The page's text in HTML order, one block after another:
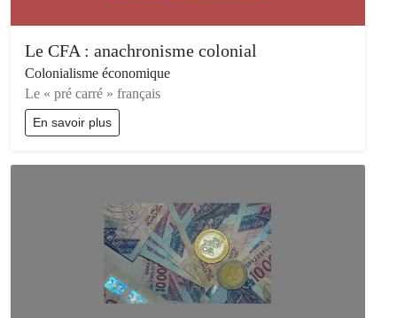
Le CFA : anachronisme colonial
Colonialisme économique
Le « pré carré » français
En savoir plus